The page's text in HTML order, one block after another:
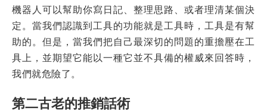
機器人可以幫助你寫日記、整理思路、或者理清某個決
定。當我們認識到工具的功能就是工具時，工具是有幫
助的。但是，當我們把自己最深切的問題的重擔壓在工
具上，並期望它能以一種它並不具備的權威來回答時，
我們就危險了。
第二古老的推銷話術